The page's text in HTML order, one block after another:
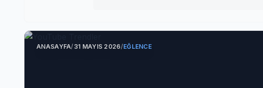
ANASAYFA/31 MAYIS 2026/EĞLENCE